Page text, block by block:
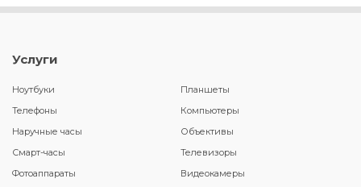
Услуги
Ноутбуки
Планшеты
Телефоны
Компьютеры
Наручные часы
Объективы
Смарт-часы
Телевизоры
Фотоаппараты
Видеокамеры